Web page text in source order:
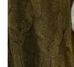
ORVOS
ORVOSKERESŐ